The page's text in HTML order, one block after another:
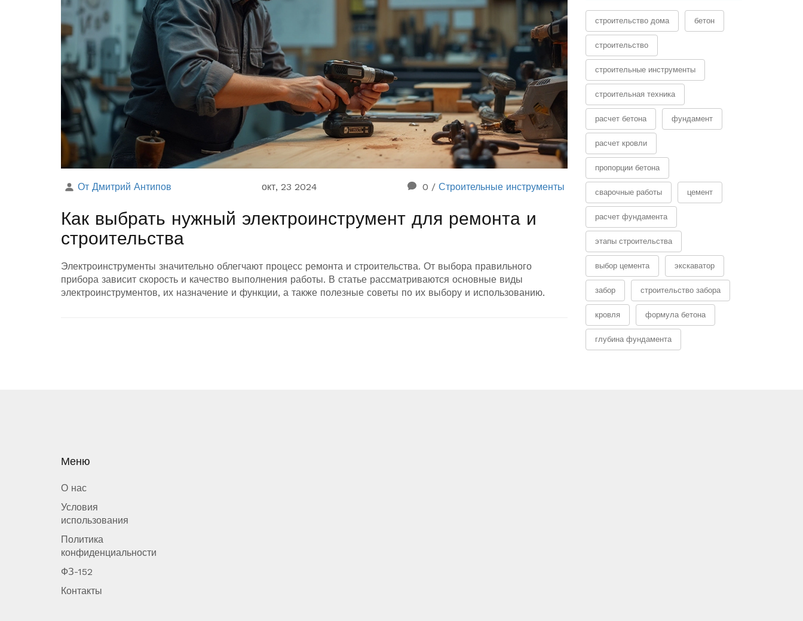
От Дмитрий Антипов окт, 23 2024 0 / Строительные инструменты
Как выбрать нужный электроинструмент для ремонта и
строительства
Электроинструменты значительно облегчают процесс ремонта и строительства. От выбора правильного
прибора зависит скорость и качество выполнения работы. В статье рассматриваются основные виды
электроинструментов, их назначение и функции, а также полезные советы по их выбору и использованию.
строительство дома бетон
строительство
строительные инструменты
строительная техника
расчет бетона фундамент
расчет кровли
пропорции бетона
сварочные работы цемент
расчет фундамента
этапы строительства
выбор цемента экскаватор
забор строительство забора
кровля формула бетона
глубина фундамента
Меню
О нас
Условия
использования
Политика
конфиденциальности
ФЗ-152
Контакты